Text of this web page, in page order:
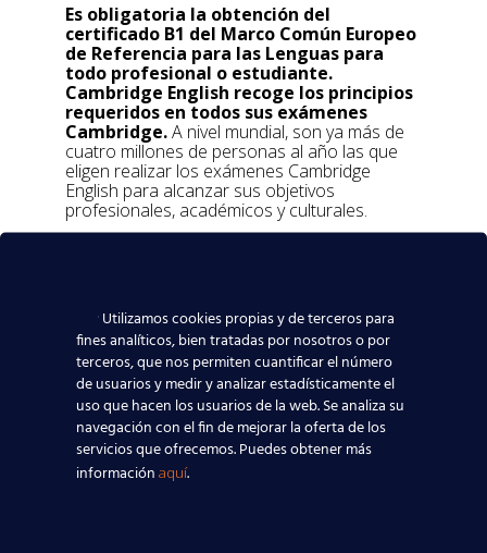
Es obligatoria la obtención del
certificado B1 del Marco Común Europeo
de Referencia para las Lenguas para
todo profesional o estudiante.
Cambridge English recoge los principios
requeridos en todos sus exámenes
Cambridge.A nivel mundial, son ya más de
cuatro millones de personas al año las que
eligen realizar los exámenes Cambridge
English para alcanzar sus objetivos
profesionales, académicos y culturales.
¿Dónde estamos?
Utilizamos cookies propias y de terceros para
fines analíticos, bien tratadas por nosotros o por
terceros, que nos permiten cuantificar el número
de usuarios y medir y analizar estadísticamente el
uso que hacen los usuarios de la web. Se analiza su
navegación con el fin de mejorar la oferta de los
servicios que ofrecemos. Puedes obtener más
información aquí.